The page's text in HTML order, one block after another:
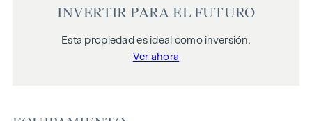
INVERTIR PARA EL FUTURO
Esta propiedad es ideal como inversión.
Ver ahora